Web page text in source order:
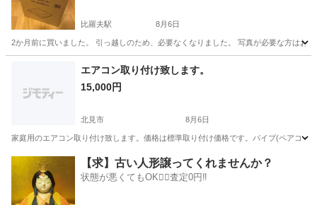
比羅夫駅 8月6日
2か月前に買いました。 引っ越しのため、必要なくなりました。 写真が必要な方はお
比羅夫駅 キッチン家電
エアコン取り付け致します。
15,000円
北見市 8月6日
家庭用のエアコン取り付け致します。価格は標準取り付け価格です。パイプ(ペアコ
その他 価格
【求】古い人形譲ってくれませんか？
状態が悪くてもOK🙆‍♀️査定0円‼️